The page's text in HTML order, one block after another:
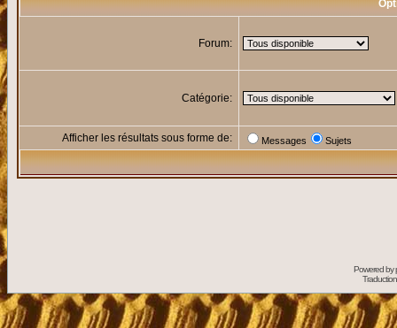
Forum:
Catégorie:
Afficher les résultats sous forme de: Messages Sujets
Powered by